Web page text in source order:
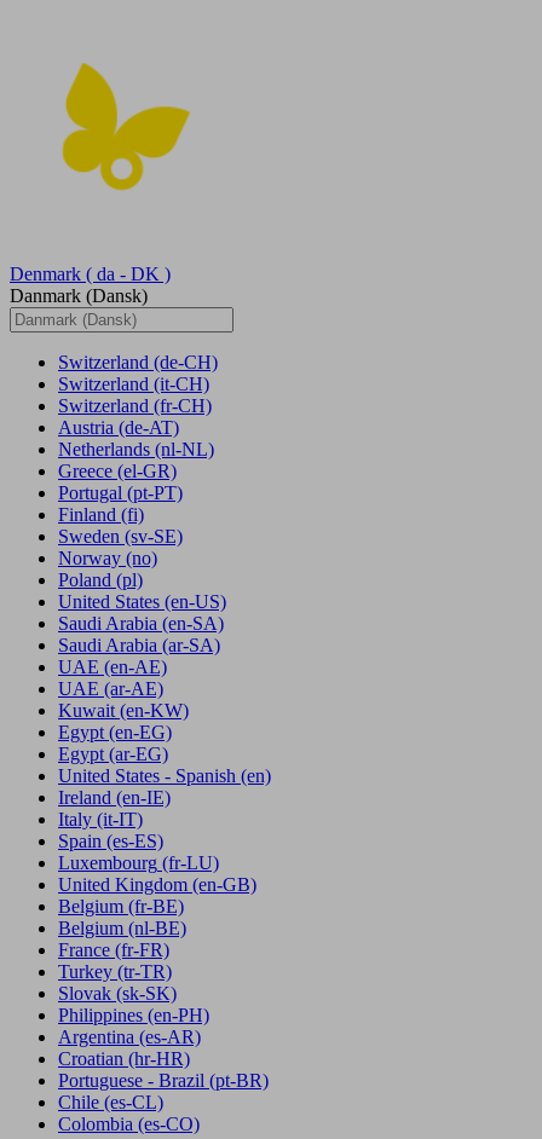
Denmark ( da - DK )
Danmark (Dansk)
Switzerland (de-CH)
Switzerland (it-CH)
Switzerland (fr-CH)
Austria (de-AT)
Netherlands (nl-NL)
Greece (el-GR)
Portugal (pt-PT)
Finland (fi)
Sweden (sv-SE)
Norway (no)
Poland (pl)
United States (en-US)
Saudi Arabia (en-SA)
Saudi Arabia (ar-SA)
UAE (en-AE)
UAE (ar-AE)
Kuwait (en-KW)
Egypt (en-EG)
Egypt (ar-EG)
United States - Spanish (en)
Ireland (en-IE)
Italy (it-IT)
Spain (es-ES)
Luxembourg (fr-LU)
United Kingdom (en-GB)
Belgium (fr-BE)
Belgium (nl-BE)
France (fr-FR)
Turkey (tr-TR)
Slovak (sk-SK)
Philippines (en-PH)
Argentina (es-AR)
Croatian (hr-HR)
Portuguese - Brazil (pt-BR)
Chile (es-CL)
Colombia (es-CO)